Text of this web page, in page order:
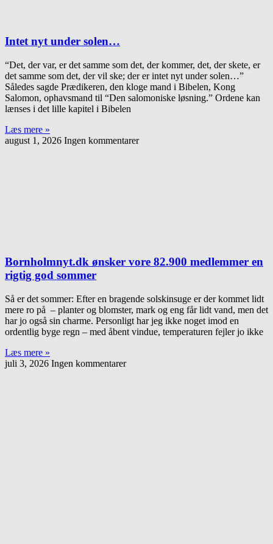
Intet nyt under solen…
“Det, der var, er det samme som det, der kommer, det, der skete, er
det samme som det, der vil ske; der er intet nyt under solen…”
Således sagde Prædikeren, den kloge mand i Bibelen, Kong
Salomon, ophavsmand til “Den salomoniske løsning.” Ordene kan
lænses i det lille kapitel i Bibelen
Læs mere »
august 1, 2026 Ingen kommentarer
Bornholmnyt.dk ønsker vore 82.900 medlemmer en
rigtig god sommer
Så er det sommer: Efter en bragende solskinsuge er der kommet lidt
mere ro på – planter og blomster, mark og eng får lidt vand, men det
har jo også sin charme. Personligt har jeg ikke noget imod en
ordentlig byge regn – med åbent vindue, temperaturen fejler jo ikke
Læs mere »
juli 3, 2026 Ingen kommentarer